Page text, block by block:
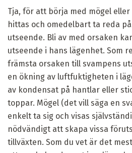
Tja, för att börja med mögel
hittas och omedelbart ta reda
utseende. Bli av med orsaken
utseende i hans lägenhet. Som
främsta orsaken till svampens
en ökning av luftfuktigheten i
av kondensat på hantlar eller
toppar. Mögel (det vill säga en
enkelt ta sig och visas
nödvändigt att skapa vissa
tillväxten. Som du vet är det